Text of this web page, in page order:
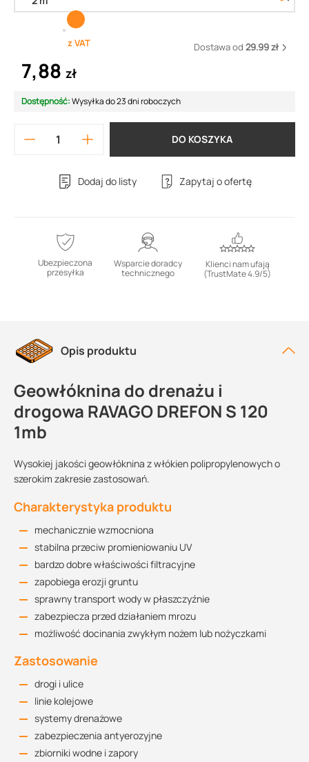
z VAT Dostawa od 29.99 zł
7,88 zł
Dostępność:Wysyłka do 23 dni roboczych
DO KOSZYKA
Dodaj do listy Zapytaj o ofertę
Ubezpieczona
przesyłka
Wsparcie doradcy
technicznego
Klienci nam ufają
(TrustMate 4.9/5)
Opis produktu
Geowłóknina do drenażu i
drogowa RAVAGO DREFON S 120
1mb
Wysokiej jakości geowłóknina z włókien polipropylenowych o
szerokim zakresie zastosowań.
Charakterystyka produktu
mechanicznie wzmocniona
stabilna przeciw promieniowaniu UV
bardzo dobre właściwości filtracyjne
zapobiega erozji gruntu
sprawny transport wody w płaszczyźnie
zabezpiecza przed działaniem mrozu
możliwość docinania zwykłym nożem lub nożyczkami
Zastosowanie
drogi i ulice
linie kolejowe
systemy drenażowe
zabezpieczenia antyerozyjne
zbiorniki wodne i zapory